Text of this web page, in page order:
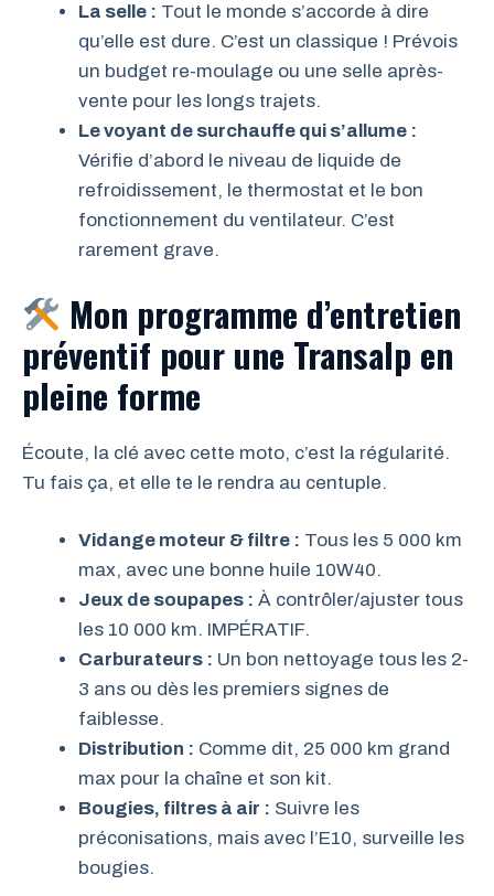
La selle : Tout le monde s’accorde à dire
qu’elle est dure. C’est un classique ! Prévois
un budget re-moulage ou une selle après-
vente pour les longs trajets.
Le voyant de surchauffe qui s’allume :
Vérifie d’abord le niveau de liquide de
refroidissement, le thermostat et le bon
fonctionnement du ventilateur. C’est
rarement grave.
Mon programme d’entretien
préventif pour une Transalp en
pleine forme
Écoute, la clé avec cette moto, c’est la régularité.
Tu fais ça, et elle te le rendra au centuple.
Vidange moteur & filtre : Tous les 5 000 km
max, avec une bonne huile 10W40.
Jeux de soupapes : À contrôler/ajuster tous
les 10 000 km. IMPÉRATIF.
Carburateurs : Un bon nettoyage tous les 2-
3 ans ou dès les premiers signes de
faiblesse.
Distribution : Comme dit, 25 000 km grand
max pour la chaîne et son kit.
Bougies, filtres à air : Suivre les
préconisations, mais avec l’E10, surveille les
bougies.